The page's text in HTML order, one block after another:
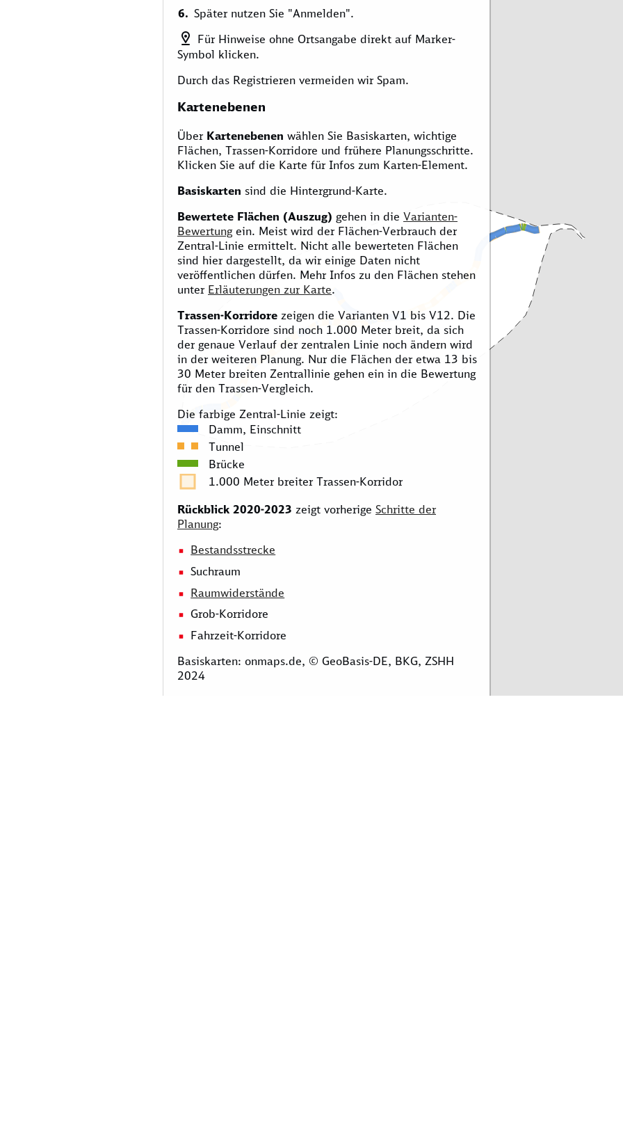
Später nutzen Sie "Anmelden".
Für Hinweise ohne Ortsangabe direkt auf Marker-
Symbol klicken.
Durch das Registrieren vermeiden wir Spam.
Kartenebenen
Über Kartenebenen wählen Sie Basiskarten, wichtige
Flächen, Trassen-Korridore und frühere Planungsschritte.
Klicken Sie auf die Karte für Infos zum Karten-Element.
Basiskarten sind die Hintergrund-Karte.
Bewertete Flächen (Auszug) gehen in die Varianten-
Bewertungein. Meist wird der Flächen-Verbrauch der
Zentral-Linie ermittelt. Nicht alle bewerteten Flächen
sind hier dargestellt, da wir einige Daten nicht
veröffentlichen dürfen. Mehr Infos zu den Flächen stehen
unter Erläuterungen zur Karte.
Trassen-Korridore zeigen die Varianten V1 bis V12. Die
Trassen-Korridore sind noch 1.000 Meter breit, da sich
der genaue Verlauf der zentralen Linie noch ändern wird
in der weiteren Planung. Nur die Flächen der etwa 13 bis
30 Meter breiten Zentrallinie gehen ein in die Bewertung
für den Trassen-Vergleich.
Die farbige Zentral-Linie zeigt:
Damm, Einschnitt
Tunnel
Brücke
1.000 Meter breiter Trassen-Korridor
Rückblick 2020-2023 zeigt vorherige Schritte der
Planung:
Bestandsstrecke
Suchraum
Raumwiderstände
Grob-Korridore
Fahrzeit-Korridore
Basiskarten: onmaps.de, © GeoBasis-DE, BKG, ZSHH
2024